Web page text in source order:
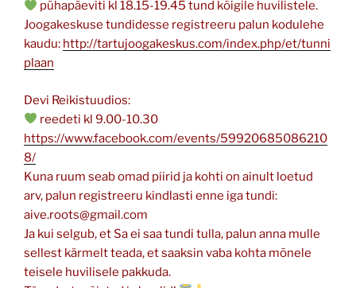
pühapäeviti kl 18.15-19.45 tund kõigile huvilistele.
Joogakeskuse tundidesse registreeru palun kodulehe
kaudu: http://tartujoogakeskus.com/index.php/et/tunni
plaan
Devi Reikistuudios:
reedeti kl 9.00-10.30
https://www.facebook.com/events/59920685086210
8/
Kuna ruum seab omad piirid ja kohti on ainult loetud
arv, palun registreeru kindlasti enne iga tundi:
aive.roots@gmail.com
Ja kui selgub, et Sa ei saa tundi tulla, palun anna mulle
sellest kärmelt teada, et saaksin vaba kohta mõnele
teisele huvilisele pakkuda.